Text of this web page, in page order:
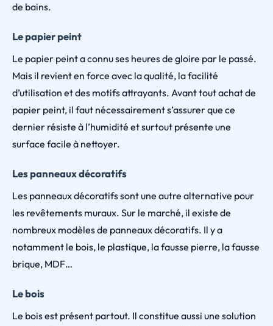
de bains.
Le papier peint
Le papier peint a connu ses heures de gloire par le passé.
Mais il revient en force avec la qualité, la facilité
d’utilisation et des motifs attrayants. Avant tout achat de
papier peint, il faut nécessairement s’assurer que ce
dernier résiste à l’humidité et surtout présente une
surface facile à nettoyer.
Les panneaux décoratifs
Les panneaux décoratifs sont une autre alternative pour
les revêtements muraux. Sur le marché, il existe de
nombreux modèles de panneaux décoratifs. Il y a
notamment le bois, le plastique, la fausse pierre, la fausse
brique, MDF…
Le bois
Le bois est présent partout. Il constitue aussi une solution